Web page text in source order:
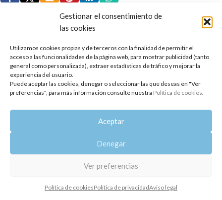
Gestionar el consentimiento de
las cookies
Utilizamos cookies propias y de terceros con la finalidad de permitir el
acceso a las funcionalidades de la página web, para mostrar publicidad (tanto
general como personalizada), extraer estadísticas de tráfico y mejorar la
experiencia del usuario.
Puede aceptar las cookies, denegar o seleccionar las que deseas en "Ver
preferencias", para más información consulte nuestra Política de cookies.
Aceptar
Denegar
Ver preferencias
Política de cookiesPolítica de privacidadAviso legal
Copyright 2014-2025 Oshadhi España
Todos los derechos reservados.
Política de privacidad | Aviso legal | Política de cookies